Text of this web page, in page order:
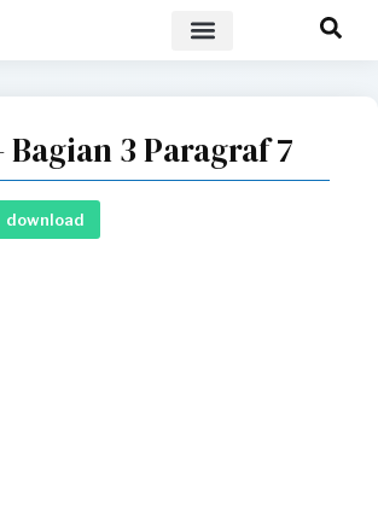
Bagian 3 Paragraf 7
download